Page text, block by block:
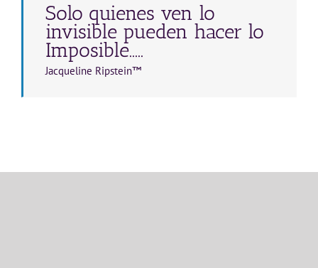
Solo quienes ven lo
invisible pueden hacer lo
Imposible.....
Jacqueline Ripstein™